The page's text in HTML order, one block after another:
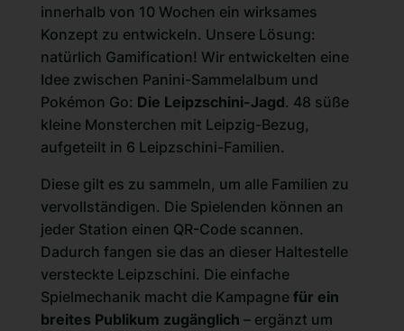
innerhalb von 10 Wochen ein wirksames
Konzept zu entwickeln. Unsere Lösung:
natürlich Gamification! Wir entwickelten eine
Idee zwischen Panini-Sammelalbum und
Pokémon Go: Die Leipzschini-Jagd. 48 süße
kleine Monsterchen mit Leipzig-Bezug,
aufgeteilt in 6 Leipzschini-Familien.
Diese gilt es zu sammeln, um alle Familien zu
vervollständigen. Die Spielenden können an
jeder Station einen QR-Code scannen.
Dadurch fangen sie das an dieser Haltestelle
versteckte Leipzschini. Die einfache
Spielmechanik macht die Kampagne für ein
breites Publikum zugänglich – ergänzt um